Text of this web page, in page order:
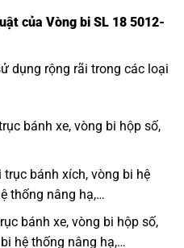
của Vòng bi SL 18 5012-
dụng rộng rãi trong các loại
bánh xe, vòng bi hộp số,
trục bánh xích, vòng bi hệ
thống nâng hạ,…
bánh xe, vòng bi hộp số,
hệ thống nâng hạ,…